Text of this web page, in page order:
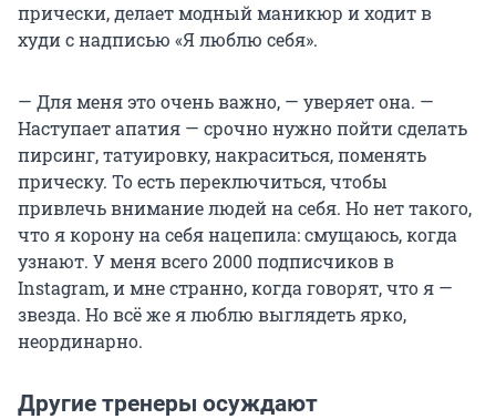
прически, делает модный маникюр и ходит в
худи с надписью «Я люблю себя».
— Для меня это очень важно, — уверяет она. —
Наступает апатия — срочно нужно пойти сделать
пирсинг, татуировку, накраситься, поменять
прическу. То есть переключиться, чтобы
привлечь внимание людей на себя. Но нет такого,
что я корону на себя нацепила: смущаюсь, когда
узнают. У меня всего 2000 подписчиков в
Instagram, и мне странно, когда говорят, что я —
звезда. Но всё же я люблю выглядеть ярко,
неординарно.
Другие тренеры осуждают